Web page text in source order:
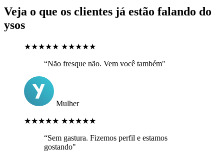
Veja o que os clientes já estão falando do
ysos
★★★★★ ★★★★★
“Não fresque não. Vem você também"
Mulher
★★★★★ ★★★★★
“Sem gastura. Fizemos perfil e estamos
gostando"